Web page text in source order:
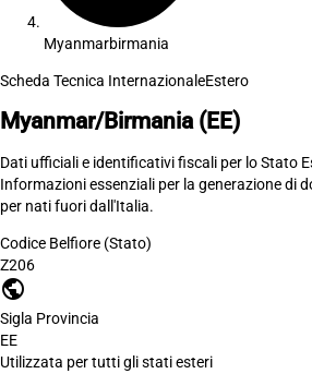
Myanmarbirmania
Scheda Tecnica InternazionaleEstero
Myanmar/Birmania (EE)
Dati ufficiali e identificativi fiscali per lo Stato
Informazioni essenziali per la generazione di
per nati fuori dall'Italia.
Codice Belfiore (Stato)
Z206
public
Sigla Provincia
EE
Utilizzata per tutti gli stati esteri